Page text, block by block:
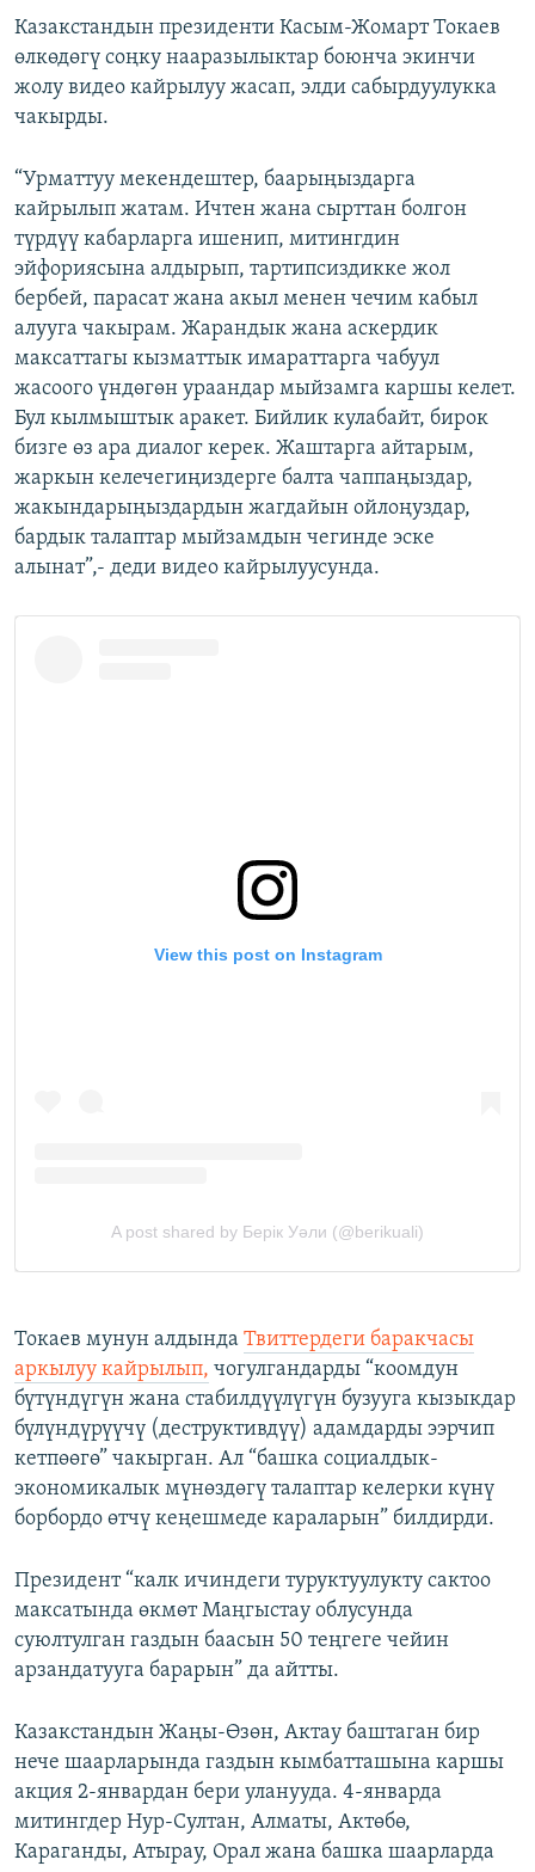
Казакстандын президенти Касым-Жомарт Токаев
өлкөдөгү соңку нааразылыктар боюнча экинчи
жолу видео кайрылуу жасап, элди сабырдуулукка
чакырды.
“Урматтуу мекендештер, баарыңыздарга
кайрылып жатам. Ичтен жана сырттан болгон
түрдүү кабарларга ишенип, митингдин
эйфориясына алдырып, тартипсиздикке жол
бербей, парасат жана акыл менен чечим кабыл
алууга чакырам. Жарандык жана аскердик
максаттагы кызматтык имараттарга чабуул
жасоого үндөгөн ураандар мыйзамга каршы келет.
Бул кылмыштык аракет. Бийлик кулабайт, бирок
бизге өз ара диалог керек. Жаштарга айтарым,
жаркын келечегиңиздерге балта чаппаңыздар,
жакындарыңыздардын жагдайын ойлоңуздар,
бардык талаптар мыйзамдын чегинде эске
алынат”,- деди видео кайрылуусунда.
Токаев мунун алдында Твиттердеги баракчасы
аркылуу кайрылып, чогулгандарды “коомдун
бүтүндүгүн жана стабилдүүлүгүн бузууга кызыкдар
бүлүндүрүүчү (деструктивдүү) адамдарды ээрчип
кетпөөгө” чакырган. Ал “башка социалдык-
экономикалык мүнөздөгү талаптар келерки күнү
борбордо өтчү кеңешмеде караларын” билдирди.
Президент “калк ичиндеги туруктуулукту сактоо
максатында өкмөт Маңгыстау облусунда
суюлтулган газдын баасын 50 теңгеге чейин
арзандатууга барарын” да айтты.
Казакстандын Жаңы-Өзөн, Актау баштаган бир
нече шаарларында газдын кымбатташына каршы
акция 2-январдан бери уланууда. 4-январда
митингдер Нур-Султан, Алматы, Актөбө,
Караганды, Атырау, Орал жана башка шаарларда